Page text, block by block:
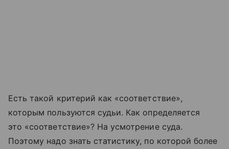
Есть такой критерий как «соответствие»,
которым пользуются судьи. Как определяется
это «соответствие»? На усмотрение суда.
Поэтому надо знать статистику, по которой более